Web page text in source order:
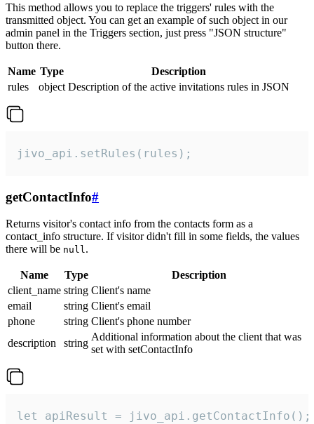
This method allows you to replace the triggers' rules with the
transmitted object. You can get an example of such object in our
admin panel in the Triggers section, just press "JSON structure"
button there.
Name Type
Description
rules
object Description of the active invitations rules in JSON
jivo_api.setRules(rules);
getContactInfo#
Returns visitor's contact info from the contacts form as a
contact_info structure. If visitor didn't fill in some fields, the values
there will be null.
Name Type
Description
client_name string Client's name
email
string Client's email
phone
string Client's phone number
description
string
Additional information about the client that was
set with setContactInfo
let apiResult = jivo_api.getContactInfo();